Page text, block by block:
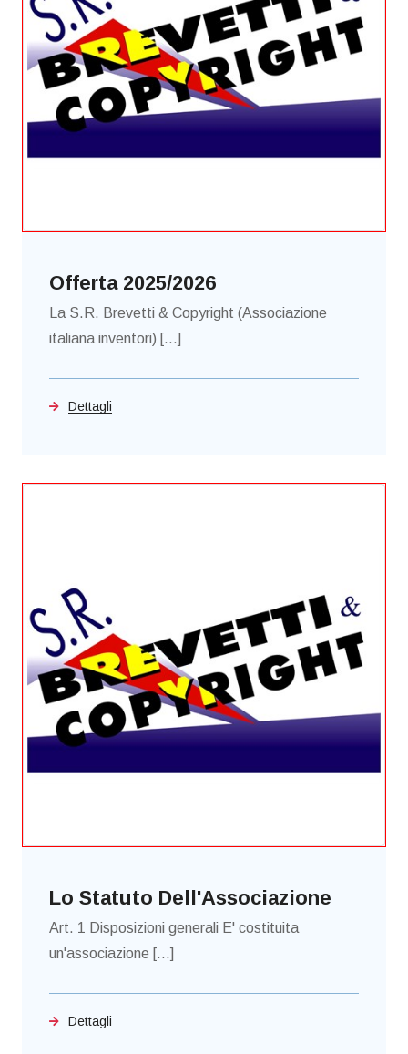
Offerta 2025/2026
La S.R. Brevetti & Copyright (Associazione
italiana inventori) [...]
Dettagli
Lo Statuto Dell'Associazione
Art. 1 Disposizioni generali E' costituita
un'associazione [...]
Dettagli